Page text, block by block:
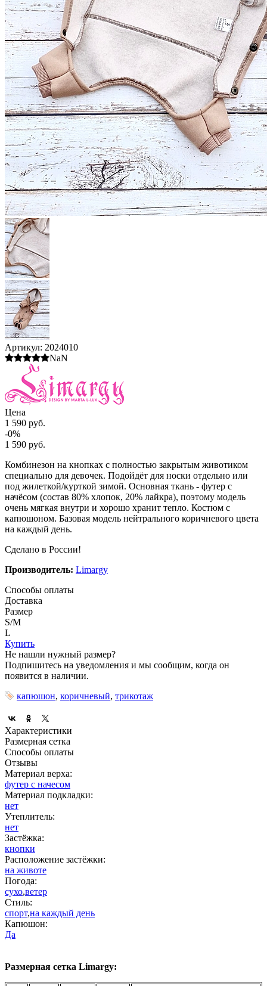
Артикул: 2024010
NaN
Цена
1 590 руб.
-0%
1 590 руб.
Комбинезон на кнопках с полностью закрытым животиком
специально для девочек. Подойдёт для носки отдельно или
под жилеткой/курткой зимой. Основная ткань - футер с
начёсом (состав 80% хлопок, 20% лайкра), поэтому модель
очень мягкая внутри и хорошо хранит тепло. Костюм с
капюшоном. Базовая модель нейтрального коричневого цвета
на каждый день.
Сделано в России!
Производитель: Limargy
Способы оплаты
Доставка
Размер
S/M
L
Купить
Не нашли нужный размер?
Подпишитесь на уведомления и мы сообщим, когда он
появится в наличии.
капюшон, коричневый, трикотаж
Характеристики
Размерная сетка
Способы оплаты
Отзывы
Материал верха:
футер с начесом
Материал подкладки:
нет
Утеплитель:
нет
Застёжка:
кнопки
Расположение застёжки:
на животе
Погода:
сухо,ветер
Стиль:
спорт,на каждый день
Капюшон:
Да
Размерная сетка Limargy: